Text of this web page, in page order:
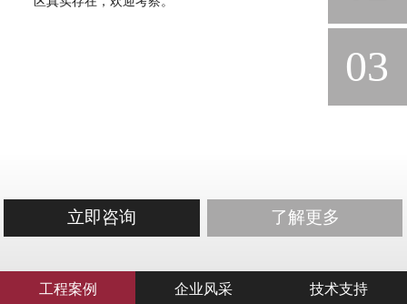
03
立即咨询 了解更多
工程案例 企业风采 技术支持